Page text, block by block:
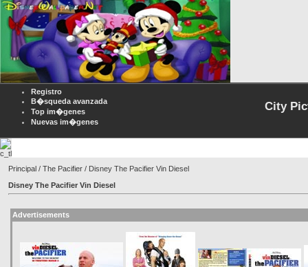
Registro
B�squeda avanzada
Top im�genes
Nuevas im�genes
City
Principal / The Pacifier / Disney The Pacifier Vin Diesel
Disney The Pacifier Vin Diesel
Advertisements